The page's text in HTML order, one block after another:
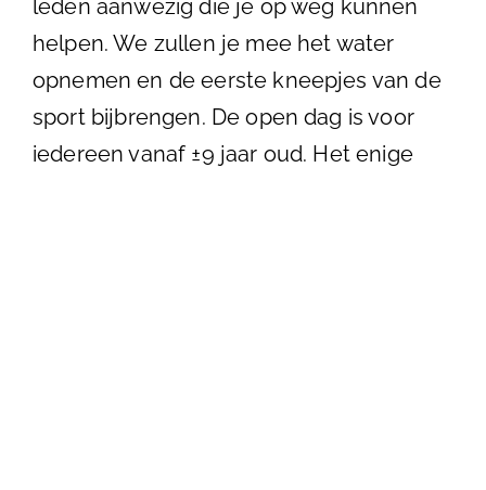
leden aanwezig die je op weg kunnen
helpen. We zullen je mee het water
opnemen en de eerste kneepjes van de
sport bijbrengen. De open dag is voor
iedereen vanaf ±9 jaar oud. Het enige